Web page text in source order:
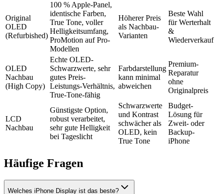
Original
OLED
(Refurbished)
100 % Apple-Panel,
identische Farben,
True Tone, voller
Helligkeitsumfang,
ProMotion auf Pro-
Modellen
Höherer Preis
als Nachbau-
Varianten
Beste Wahl
für Werterhalt
&
Wiederverkauf
OLED
Nachbau
(High Copy)
Echte OLED-
Schwarzwerte, sehr
gutes Preis-
Leistungs-Verhältnis,
True-Tone-fähig
Farbdarstellung
kann minimal
abweichen
Premium-
Reparatur
ohne
Originalpreis
LCD
Nachbau
Günstigste Option,
robust verarbeitet,
sehr gute Helligkeit
bei Tageslicht
Schwarzwerte
und Kontrast
schwächer als
OLED, kein
True Tone
Budget-
Lösung für
Zweit- oder
Backup-
iPhone
Häufige Fragen
Welches iPhone Display ist das beste?